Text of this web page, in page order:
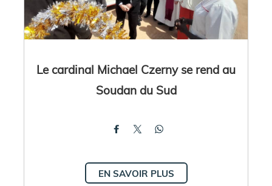
Le cardinal Michael Czerny se rend au
Soudan du Sud
EN SAVOIR PLUS